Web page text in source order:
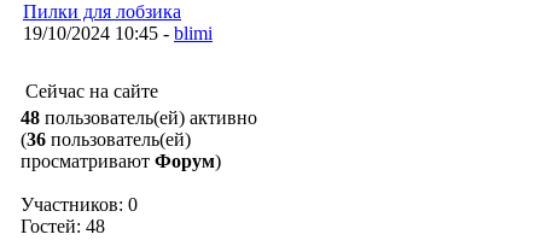
Пилки для лобзика
19/10/2024 10:45 - blimi
Сейчас на сайте
48 пользователь(ей) активно
(36 пользователь(ей)
просматривают Форум)
Участников: 0
Гостей: 48